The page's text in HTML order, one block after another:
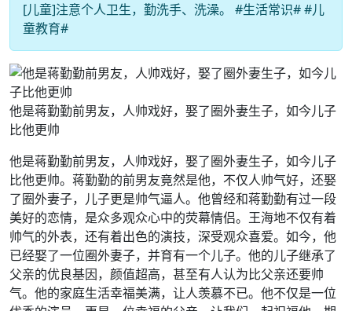
[儿童]注意个人卫生，勤洗手、洗澡。 #生活常识# #儿
童教育#
他是蒋勤勤前男友，人帅戏好，娶了圈外妻生子，如今儿子
比他更帅
他是蒋勤勤前男友，人帅戏好，娶了圈外妻生子，如今儿子
比他更帅。蒋勤勤的前男友竟然是他，不仅人帅气好，还娶
了圈外妻子，儿子更是帅气逼人。他曾经和蒋勤勤有过一段
美好的恋情，是众多观众心中的荧幕情侣。王海地不仅有着
帅气的外表，还有着出色的演技，深受观众喜爱。如今，他
已经娶了一位圈外妻子，并育有一个儿子。他的儿子继承了
父亲的优良基因，颜值超高，甚至有人认为比父亲还要帅
气。他的家庭生活幸福美满，让人羡慕不已。他不仅是一位